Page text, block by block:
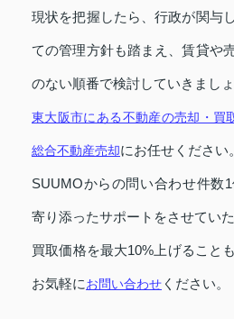
現状を把握したら、行政が関与
ての管理方針も踏まえ、賃貸や
のない順番で検討していきましょ
東大阪市にある不動産の売却・買
総合不動産売却にお任せください。
SUUMOからの問い合わせ件数
寄り添ったサポートをさせていた
買取価格を最大10%上げること
お気軽にお問い合わせ ください。